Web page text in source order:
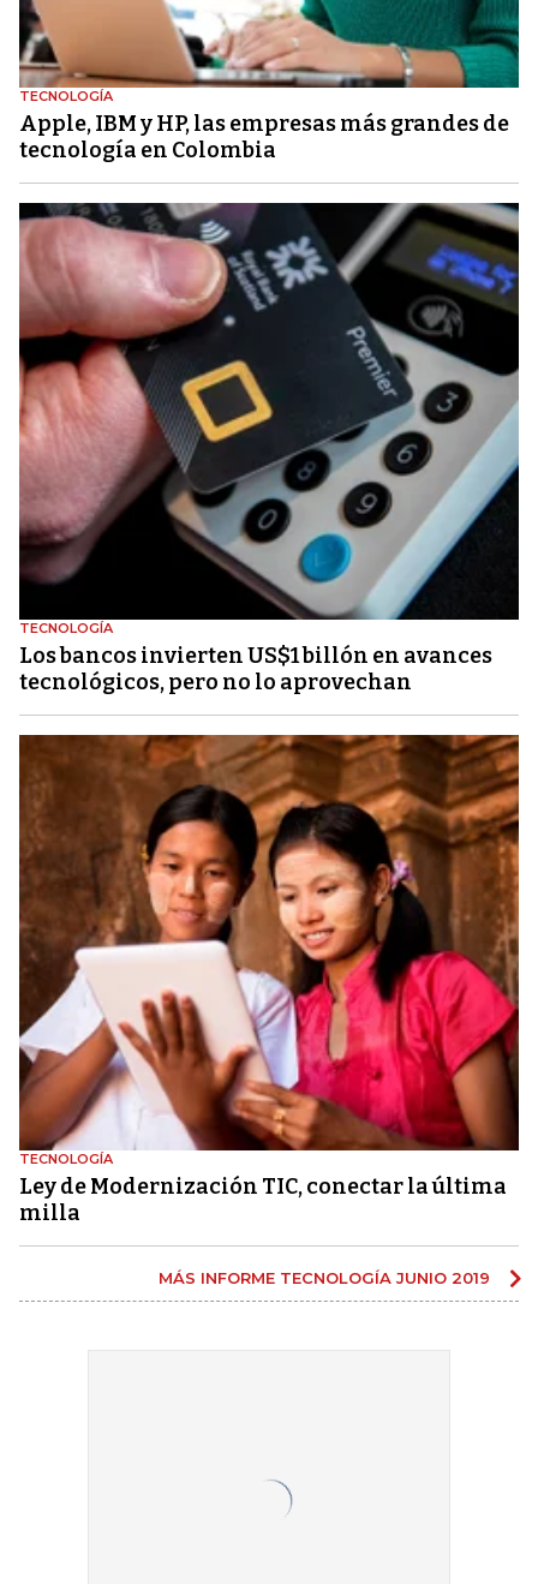
TECNOLOGÍA
Apple, IBM y HP, las empresas más grandes de
tecnología en Colombia
TECNOLOGÍA
Los bancos invierten US$1 billón en avances
tecnológicos, pero no lo aprovechan
TECNOLOGÍA
Ley de Modernización TIC, conectar la última
milla
MÁS INFORME TECNOLOGÍA JUNIO 2019